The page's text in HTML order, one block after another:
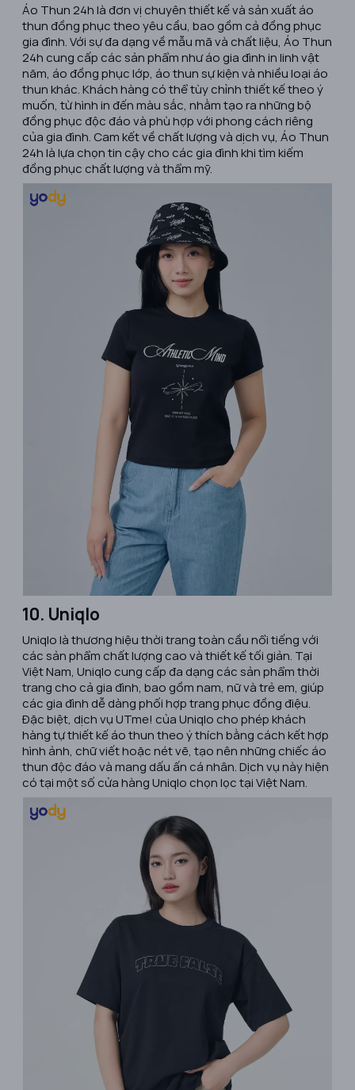
​Áo Thun 24h là đơn vị chuyên thiết kế và sản xuất áo
thun đồng phục theo yêu cầu, bao gồm cả đồng phục
gia đình. Với sự đa dạng về mẫu mã và chất liệu, Áo Thun
24h cung cấp các sản phẩm như áo gia đình in linh vật
năm, áo đồng phục lớp, áo thun sự kiện và nhiều loại áo
thun khác. Khách hàng có thể tùy chỉnh thiết kế theo ý
muốn, từ hình in đến màu sắc, nhằm tạo ra những bộ
đồng phục độc đáo và phù hợp với phong cách riêng
của gia đình. Cam kết về chất lượng và dịch vụ, Áo Thun
24h là lựa chọn tin cậy cho các gia đình khi tìm kiếm
đồng phục chất lượng và thẩm mỹ. ​
10. Uniqlo
​Uniqlo là thương hiệu thời trang toàn cầu nổi tiếng với
các sản phẩm chất lượng cao và thiết kế tối giản. Tại
Việt Nam, Uniqlo cung cấp đa dạng các sản phẩm thời
trang cho cả gia đình, bao gồm nam, nữ và trẻ em, giúp
các gia đình dễ dàng phối hợp trang phục đồng điệu.
Đặc biệt, dịch vụ UTme! của Uniqlo cho phép khách
hàng tự thiết kế áo thun theo ý thích bằng cách kết hợp
hình ảnh, chữ viết hoặc nét vẽ, tạo nên những chiếc áo
thun độc đáo và mang dấu ấn cá nhân. Dịch vụ này hiện
có tại một số cửa hàng Uniqlo chọn lọc tại Việt Nam. ​